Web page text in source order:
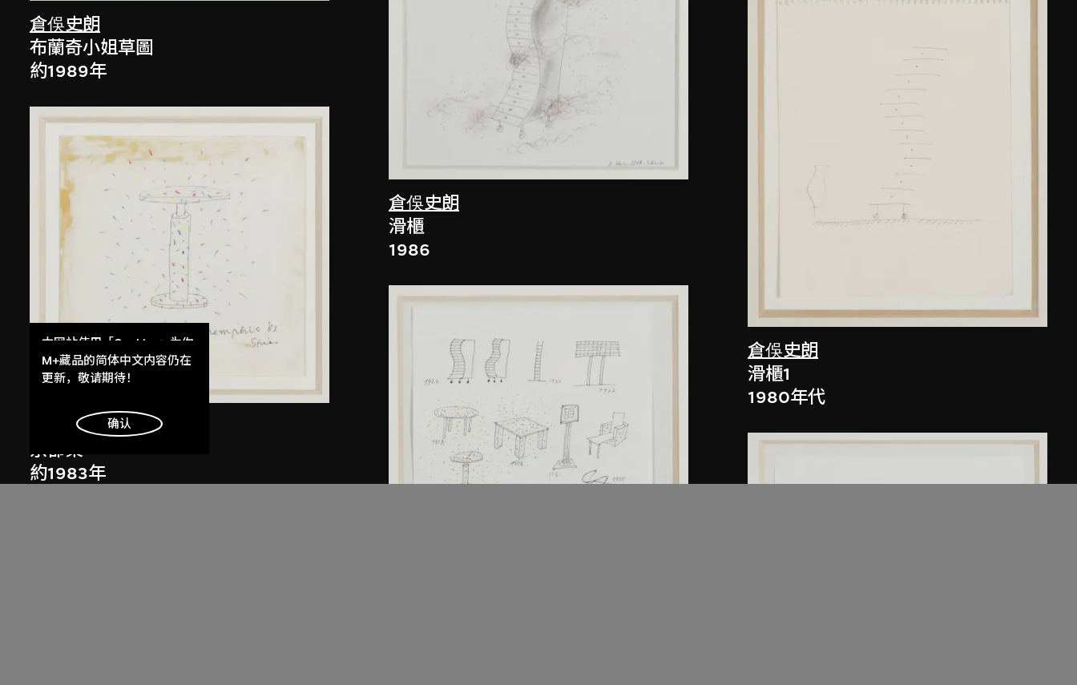
倉俁史朗
布蘭奇小姐草圖
約1989年
倉俁史朗
京都桌
約1983年
倉俁史朗
滑櫃
1986
倉俁史朗
滑櫃1
1980年代
本网站使用「Cookies」为你
提供最好的网站体验。
了解更多
明白
M+藏品的简体中文内容仍在
更新，敬请期待！
确认